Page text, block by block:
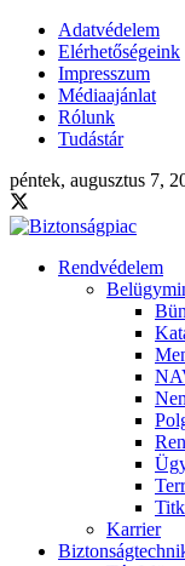
Adatvédelem
Elérhetőségeink
Impresszum
Médiaajánlat
Rólunk
Tudástár
péntek, augusztus 7,
Rendvédelem
Karrier